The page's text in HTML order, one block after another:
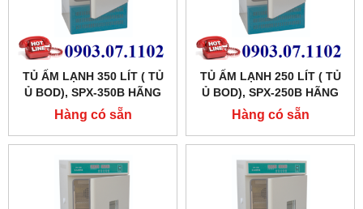
TỦ ẤM LẠNH 350 LÍT ( TỦ
Ủ BOD), SPX-350B HÃNG
XINGCHEN SHKT
Hàng có sẵn
TỦ ẤM LẠNH 250 LÍT ( TỦ
Ủ BOD), SPX-250B HÃNG
XINGCHEN SHKT
Hàng có sẵn